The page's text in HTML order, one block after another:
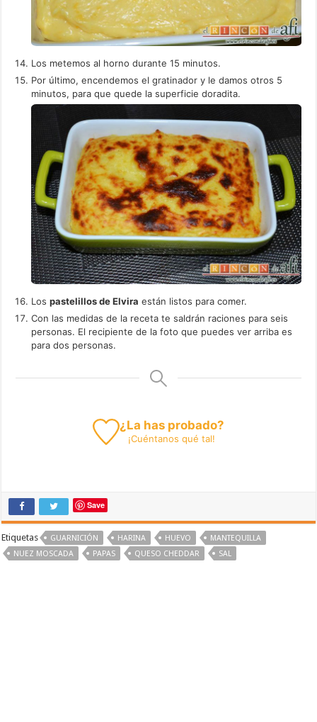
Los metemos al horno durante 15 minutos.
Por último, encendemos el gratinador y le damos otros 5
minutos, para que quede la superficie doradita.
Lospastelillos de Elvira están listos para comer.
Con las medidas de la receta te saldrán raciones para seis
personas. El recipiente de la foto que puedes ver arriba es
para dos personas.
¿La has probado?
¡Cuéntanos qué tal!
Save
Etiquetas GUARNICIÓN HARINA HUEVO
MANTEQUILLA
NUEZ MOSCADA
PAPAS QUESO CHEDDAR SAL